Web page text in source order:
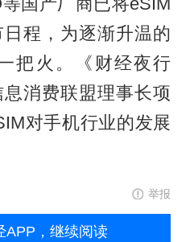
程，为逐渐升温的
把火。《财经夜行
消费联盟理事长项
对手机行业的发展
举报
APP，继续阅读